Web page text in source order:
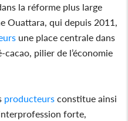
la réforme plus large
Ouattara, qui depuis 2011,
une place centrale dans
pilier de l’économie
producteurs constitue ainsi
forte,